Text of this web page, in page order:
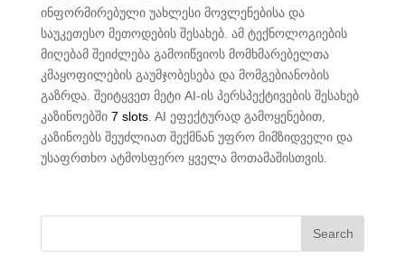
ინფორმირებული უახლესი მოვლენებისა და
საუკეთესო მეთოდების შესახებ. ამ ტექნოლოგიების
მიღებამ შეიძლება გამოიწვიოს მომხმარებელთა
კმაყოფილების გაუმჯობესება და მომგებიანობის
გაზრდა. შეიტყვეთ მეტი AI-ის პერსპექტივების შესახებ
კაზინოებში 7 slots. AI ეფექტურად გამოყენებით,
კაზინოებს შეუძლიათ შექმნან უფრო მიმზიდველი და
უსაფრთხო ატმოსფერო ყველა მოთამაშისთვის.